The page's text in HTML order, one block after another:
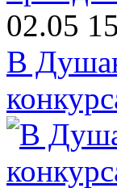
02.05
В